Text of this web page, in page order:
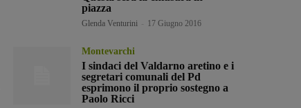
piazza
Glenda Venturini 17 Giugno 2016
Montevarchi
I sindaci del Valdarno aretino e i
segretari comunali del Pd
esprimono il proprio sostegno a
Paolo Ricci